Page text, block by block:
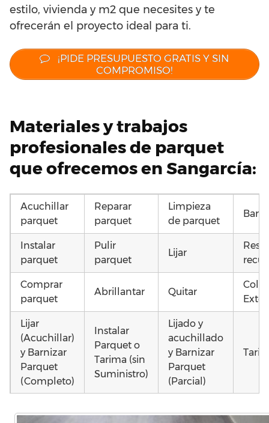
estilo, vivienda y m2 que necesites y te
ofrecerán el proyecto ideal para ti.
¡PIDE PRESUPUESTO GRATIS Y SIN
COMPROMISO!
Materiales y trabajos
profesionales de parquet
que ofrecemos en Sangarcía:
Acuchillar
parquet
Reparar
parquet
Limpieza
de parquet
Instalar
parquet
Pulir
parquet
Lijar
Comprar
parquet
Abrillantar Quitar
Lijar
(Acuchillar)
y Barnizar
Parquet
(Completo)
Instalar
Parquet o
Tarima (sin
Suministro)
Lijado y
acuchillado
y Barnizar
Parquet
(Parcial)